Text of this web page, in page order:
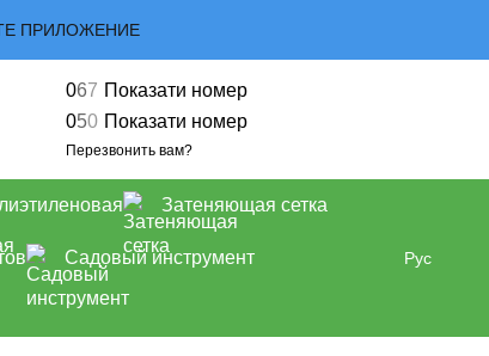
ПРИЛОЖЕНИЕ
067 Показати номер
050 Показати номер
Перезвонить вам?
Затеняющая сетка
Садовый инструмент Рус